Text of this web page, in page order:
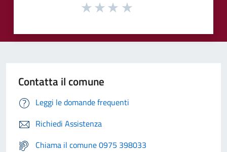
Contatta il comune
Leggi le domande frequenti
Richiedi Assistenza
Chiama il comune 0975 398033